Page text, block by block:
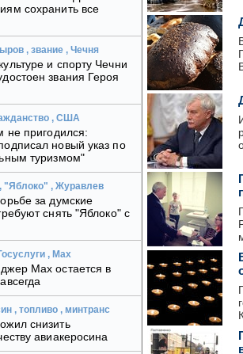
сохранить все
, звание , Чечня
и спорту Чечни
звания Героя
, США
не пригодился:
новый указ по
туризмом"
, "Яблоко" , Журавлев
за думские
снять "Яблоко" с
, Max
Max остается в
, топливо , минтранс
снизить
авиакеросина